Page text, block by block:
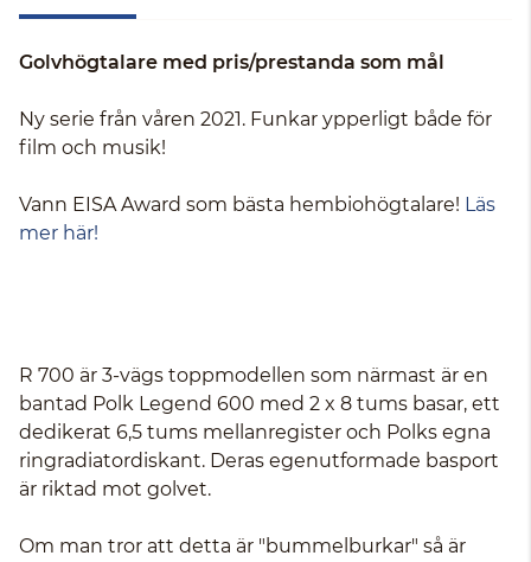
Golvhögtalare med pris/prestanda som mål
Ny serie från våren 2021. Funkar ypperligt både för
film och musik!
Vann EISA Award som bästa hembiohögtalare! Läs
mer här!
R 700 är 3-vägs toppmodellen som närmast är en
bantad Polk Legend 600 med 2 x 8 tums basar, ett
dedikerat 6,5 tums mellanregister och Polks egna
ringradiatordiskant. Deras egenutformade basport
är riktad mot golvet.
Om man tror att detta är "bummelburkar" så är